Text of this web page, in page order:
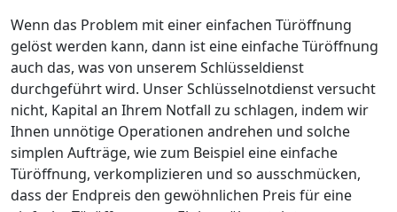
Wenn das Problem mit einer einfachen Türöffnung
gelöst werden kann, dann ist eine einfache Türöffnung
auch das, was von unserem Schlüsseldienst
durchgeführt wird. Unser Schlüsselnotdienst versucht
nicht, Kapital an Ihrem Notfall zu schlagen, indem wir
Ihnen unnötige Operationen andrehen und solche
simplen Aufträge, wie zum Beispiel eine einfache
Türöffnung, verkomplizieren und so ausschmücken,
dass der Endpreis den gewöhnlichen Preis für eine